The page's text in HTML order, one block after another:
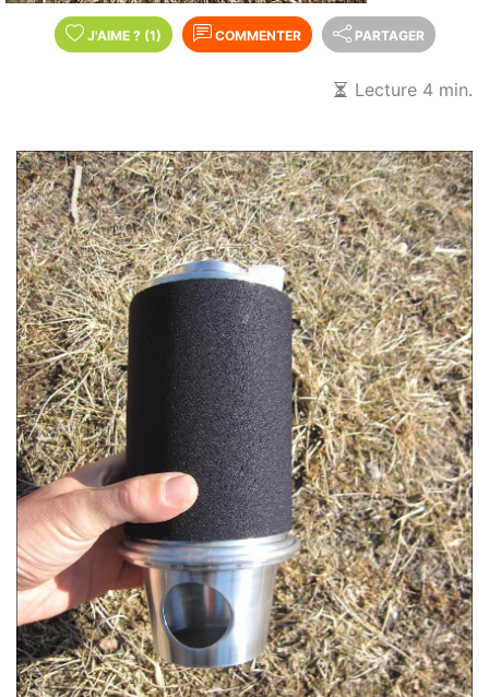
J'AIME ? (1) COMMENTER PARTAGER
Lecture 4 min.